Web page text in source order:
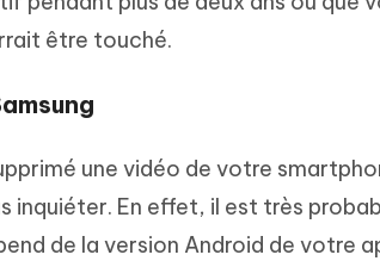
être touché.
une vidéo de votre
inquiéter. En effet, il est très
de la version Android de votre